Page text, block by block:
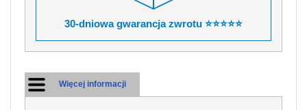
30-dniowa gwarancja zwrotu ⭐⭐⭐⭐⭐
Więcej informacji